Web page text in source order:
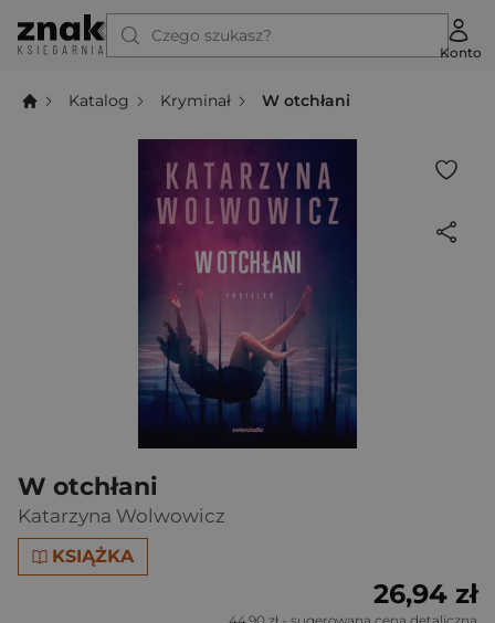
Czego szukasz?
Konto
Katalog Kryminał W otchłani
W otchłani
Katarzyna Wolwowicz
KSIĄŻKA
26,94 zł